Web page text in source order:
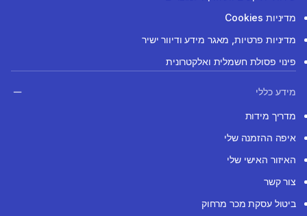
מדיניות Cookies
מדיניות פרטיות, מאגר מידע ודיוור ישיר
פינוי פסולת חשמלית ואלקטרונית
מידע כללי
מדריך מידות
איפה ההזמנה שלי
האיזור האישי שלי
צור קשר
ביטול עסקת מכר מרחוק